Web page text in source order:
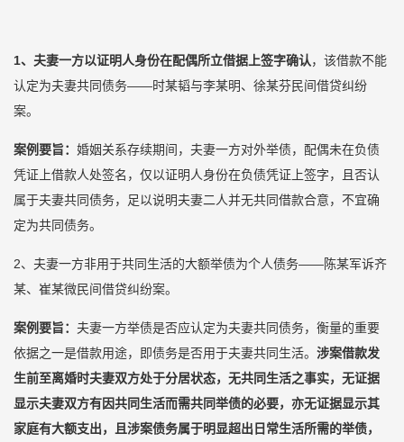
1、夫妻一方以证明人身份在配偶所立借据上签字确认，该借款不能
认定为夫妻共同债务——时某韬与李某明、徐某芬民间借贷纠纷
案。
案例要旨： 婚姻关系存续期间，夫妻一方对外举债，配偶未在负债
凭证上借款人处签名，仅以证明人身份在负债凭证上签字，且否认
属于夫妻共同债务，足以说明夫妻二人并无共同借款合意，不宜确
定为共同债务。
2、夫妻一方非用于共同生活的大额举债为个人债务——陈某军诉齐
某、崔某微民间借贷纠纷案。
案例要旨： 夫妻一方举债是否应认定为夫妻共同债务，衡量的重要
依据之一是借款用途，即债务是否用于夫妻共同生活。 涉案借款发
生前至离婚时夫妻双方处于分居状态，无共同生活之事实，无证据
显示夫妻双方有因共同生活而需共同举债的必要，亦无证据显示其
家庭有大额支出，且涉案债务属于明显超出日常生活所需的举债，